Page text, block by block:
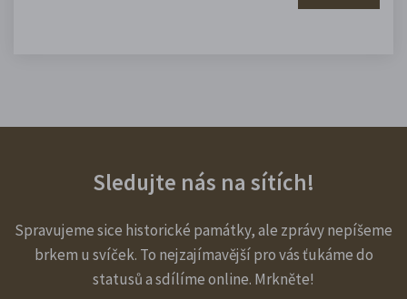
Sledujte nás na sítích!
Spravujeme sice historické památky, ale zprávy nepíšeme
brkem u svíček. To nejzajímavější pro vás ťukáme do
statusů a sdílíme online. Mrkněte!